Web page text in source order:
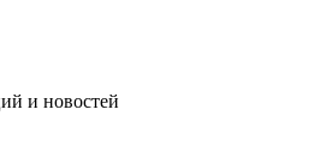
и новостей